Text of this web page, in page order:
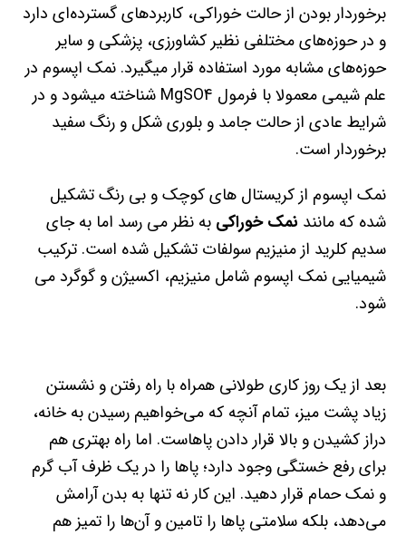
برخوردار بودن از حالت خوراکی، کاربردهای گسترده‌ای دارد
و در حوزه‌های مختلفی نظیر کشاورزی، پزشکی و سایر
حوزه‌های مشابه مورد استفاده قرار میگیرد. نمک اپسوم در
علم شیمی معمولا با فرمول MgSO4 شناخته میشود و در
شرایط عادی از حالت جامد و بلوری شکل و رنگ سفید
برخوردار است.
نمک اپسوم از کریستال های کوچک و بی رنگ تشکیل
شده که مانند نمک خوراکی به نظر می رسد اما به جای
سدیم کلرید از منیزیم سولفات تشکیل شده است. ترکیب
شیمیایی نمک اپسوم شامل منیزیم، اکسیژن و گوگرد می
شود.
بعد از یک روز کاری طولانی همراه با راه رفتن و نشستن
زیاد پشت میز، تمام آنچه که می‌خواهیم رسیدن به خانه،
دراز کشیدن و بالا قرار دادن پاهاست. اما راه بهتری هم
برای رفع خستگی وجود دارد؛ پاها را در یک ظرف آب گرم
و نمک حمام قرار دهید. این کار نه تنها به بدن آرامش
می‌دهد، بلکه سلامتی پاها را تامین و آن‌ها را تمیز هم